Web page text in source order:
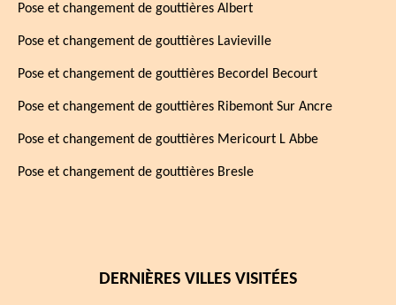
Pose et changement de gouttières Albert
Pose et changement de gouttières Lavieville
Pose et changement de gouttières Becordel Becourt
Pose et changement de gouttières Ribemont Sur Ancre
Pose et changement de gouttières Mericourt L Abbe
Pose et changement de gouttières Bresle
DERNIÈRES VILLES VISITÉES